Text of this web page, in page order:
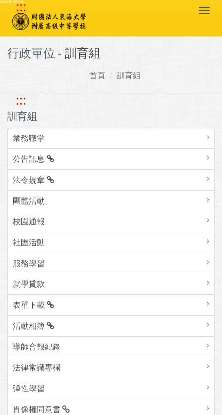
跳到主要內容區塊
:::
行政單位 - 訓育組
首頁 訓育組
:::
訓育組
業務職掌
公告訊息
法令規章
團體活動
校園通報
社團活動
服務學習
就學貸款
表單下載
活動相簿
導師會報紀錄
法律常識專欄
彈性學習
肖像權同意書